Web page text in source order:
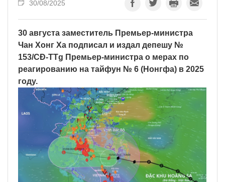
30/08/2025
30 августа заместитель Премьер-министра
Чан Хонг Ха подписал и издал депешу №
153/CĐ-TTg Премьер-министра о мерах по
реагированию на тайфун № 6 (Нонгфа) в 2025
году.